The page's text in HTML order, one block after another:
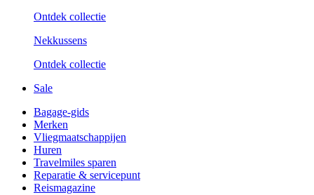
Ontdek collectie
Nekkussens
Ontdek collectie
Sale
Bagage-gids
Merken
Vliegmaatschappijen
Huren
Travelmiles sparen
Reparatie & servicepunt
Reismagazine